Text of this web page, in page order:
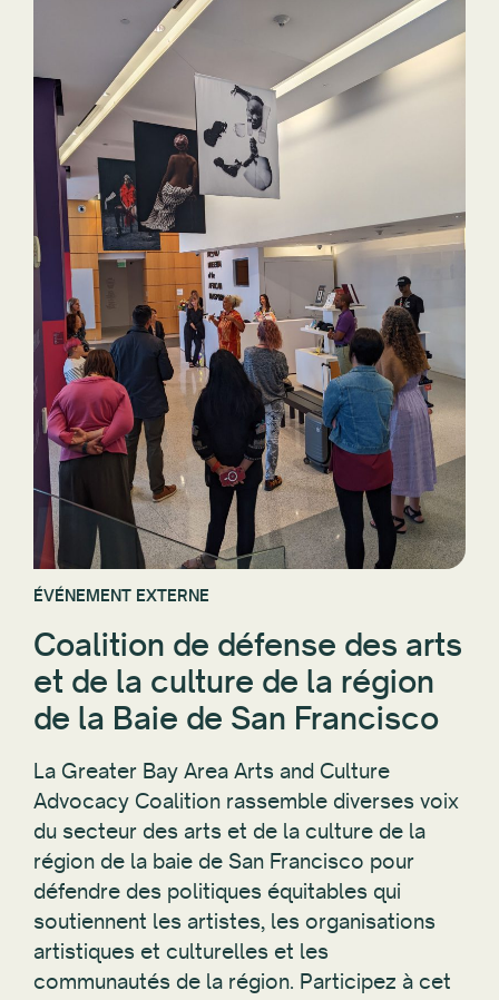
ÉVÉNEMENT EXTERNE
Coalition de défense des arts
et de la culture de la région
de la Baie de San Francisco
Advocacy Coalition rassemble diverses voix
du secteur des arts et de la culture de la
région de la baie de San Francisco pour
défendre des politiques équitables qui
soutiennent les artistes, les organisations
artistiques et culturelles et les
communautés de la région. Participez à cet
effort collaboratif pour influencer la